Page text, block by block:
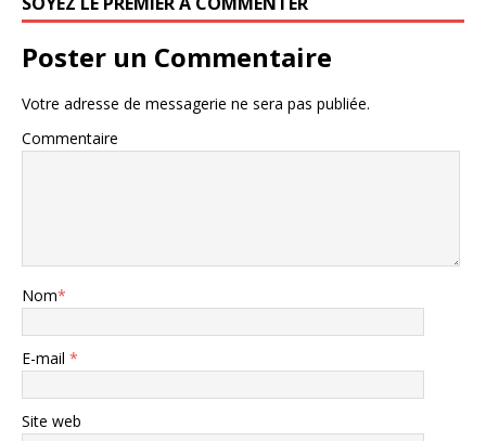
Poster un Commentaire
Votre adresse de messagerie ne sera pas publiée.
Commentaire
Nom*
E-mail *
Site web